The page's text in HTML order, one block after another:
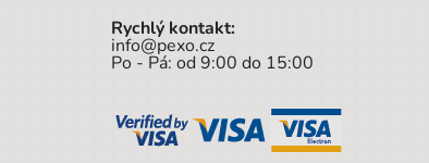
Rychlý kontakt:
info@pexo.cz
Po - Pá: od 9:00 do 15:00